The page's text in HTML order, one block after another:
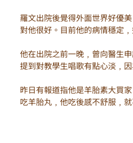
羅文出院後覺得外面世界好優
對他很好。目前他的病情穩定
他在出院之前一晚﹐曾向醫生
提到對教學生唱歌有點心淡﹐
昨日有報道指他是羊胎素大買
吃羊胎丸﹐他吃後感不舒服﹐